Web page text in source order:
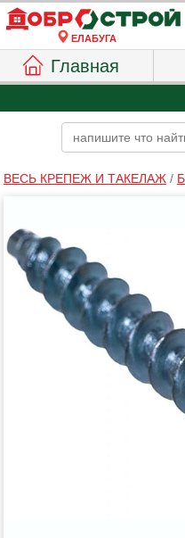
ЕЛАБУГА
Главная
ВЕСЬ КРЕПЕЖ И ТАКЕЛАЖ/